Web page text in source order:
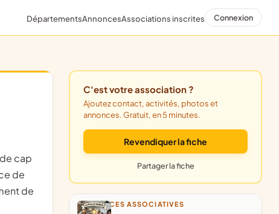
DépartementsAnnoncesAssociations inscrites Connexion
de
de
C'est votre association ?
Ajoutez contact, activités, photos et
annonces. Gratuit, en 5 minutes.
Revendiquer la fiche
Partager la fiche
ANNONCES ASSOCIATIVES